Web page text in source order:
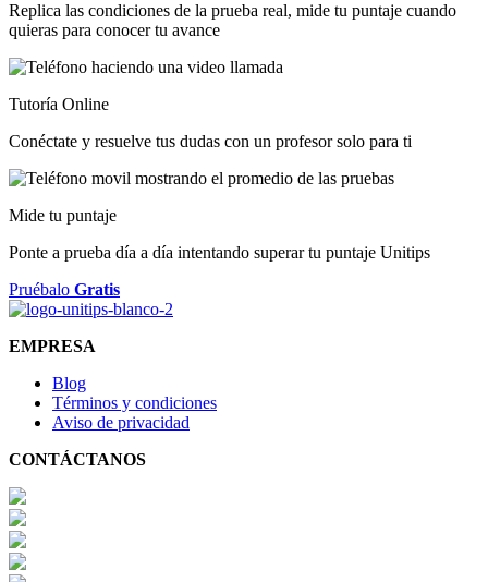
Replica las condiciones de la prueba real, mide tu puntaje cuando
quieras para conocer tu avance
Tutoría Online
Conéctate y resuelve tus dudas con un profesor solo para ti
Mide tu puntaje
Ponte a prueba día a día intentando superar tu puntaje Unitips
Pruébalo Gratis
EMPRESA
Blog
Términos y condiciones
Aviso de privacidad
CONTÁCTANOS